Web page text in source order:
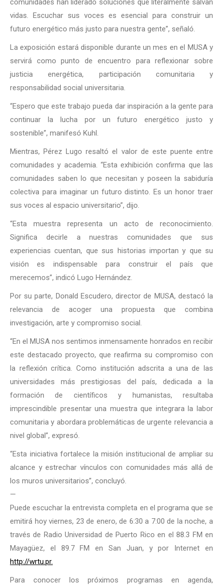
comunidades han liderado soluciones que literalmente salvan
vidas. Escuchar sus voces es esencial para construir un
futuro energético más justo para nuestra gente”, señaló.
La exposición estará disponible durante un mes en el MUSA y
servirá como punto de encuentro para reflexionar sobre
justicia energética, participación comunitaria y
responsabilidad social universitaria.
“Espero que este trabajo pueda dar inspiración a la gente para
continuar la lucha por un futuro energético justo y
sostenible”, manifesó Kuhl.
Mientras, Pérez Lugo resaltó el valor de este puente entre
comunidades y academia. “Esta exhibición confirma que las
comunidades saben lo que necesitan y poseen la sabiduría
colectiva para imaginar un futuro distinto. Es un honor traer
sus voces al espacio universitario”, dijo.
“Esta muestra representa un acto de reconocimiento.
Significa decirle a nuestras comunidades que sus
experiencias cuentan, que sus historias importan y que su
visión es indispensable para construir el país que
merecemos”, indicó Lugo Hernández.
Por su parte, Donald Escudero, director de MUSA, destacó la
relevancia de acoger una propuesta que combina
investigación, arte y compromiso social.
“En el MUSA nos sentimos inmensamente honrados en recibir
este destacado proyecto, que reafirma su compromiso con
la reflexión crítica. Como institución adscrita a una de las
universidades más prestigiosas del país, dedicada a la
formación de científicos y humanistas, resultaba
imprescindible presentar una muestra que integrara la labor
comunitaria y abordara problemáticas de urgente relevancia a
nivel global”, expresó.
“Esta iniciativa fortalece la misión institucional de ampliar su
alcance y estrechar vínculos con comunidades más allá de
los muros universitarios”, concluyó.
—
Puede escuchar la entrevista completa en el programa que se
emitirá hoy viernes, 23 de enero, de 6:30 a 7:00 de la noche, a
través de Radio Universidad de Puerto Rico en el 88.3 FM en
Mayagüez, el 89.7 FM en San Juan, y por Internet en
http://wrtu.pr.
Para conocer los próximos programas en agenda,